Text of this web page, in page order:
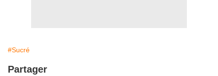
#Sucré
Partager